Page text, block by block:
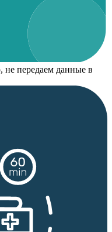
не передаем данные в